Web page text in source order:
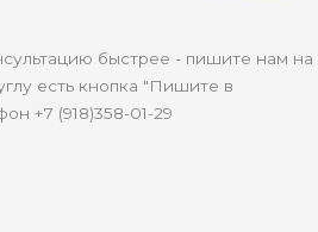
быстрее - пишите нам на
есть кнопка "Пишите в
+7 (918)358-01-29